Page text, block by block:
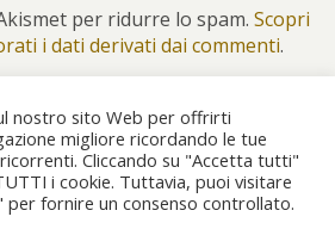
per ridurre lo spam. Scopri
i dati derivati dai commenti.
Torna su
nostro sito Web per offrirti
migliore ricordando le tue
Cliccando su "Accetta tutti"
i cookie. Tuttavia, puoi visitare
per fornire un consenso controllato.